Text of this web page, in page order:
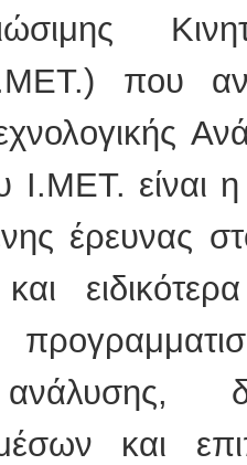
που
Ι.ΜΕΤ. είναι
έρευνας
και